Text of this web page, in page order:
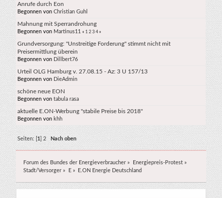
Anrufe durch Eon
Begonnen vonChristian Guhl
Mahnung mit Sperrandrohung
Begonnen von Martinus11 « 1 2 3 4 »
Grundversorgung: "Unstreitige Forderung" stimmt nicht mit
Preisermittlung überein
Begonnen von Dillbert76
Urteil OLG Hamburg v. 27.08.15 - Az: 3 U 157/13
Begonnen von DieAdmin
schöne neue EON
Begonnen vontabula rasa
aktuelle E.ON-Werbung "stabile Preise bis 2018"
Begonnen von khh
Seiten: [ 1 2 Nach oben
Forum des Bundes der Energieverbraucher » Energiepreis-Protest»
Stadt/Versorger » E» E.ON Energie Deutschland